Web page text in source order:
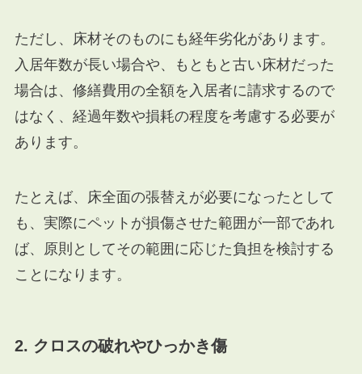
ただし、床材そのものにも経年劣化があります。
入居年数が長い場合や、もともと古い床材だった
場合は、修繕費用の全額を入居者に請求するので
はなく、経過年数や損耗の程度を考慮する必要が
あります。
たとえば、床全面の張替えが必要になったとして
も、実際にペットが損傷させた範囲が一部であれ
ば、原則としてその範囲に応じた負担を検討する
ことになります。
2. クロスの破れやひっかき傷